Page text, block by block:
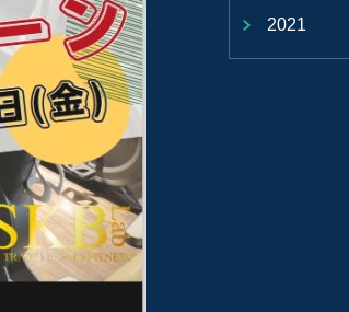
2021